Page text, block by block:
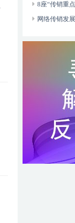
8座“传销重
网络传销发